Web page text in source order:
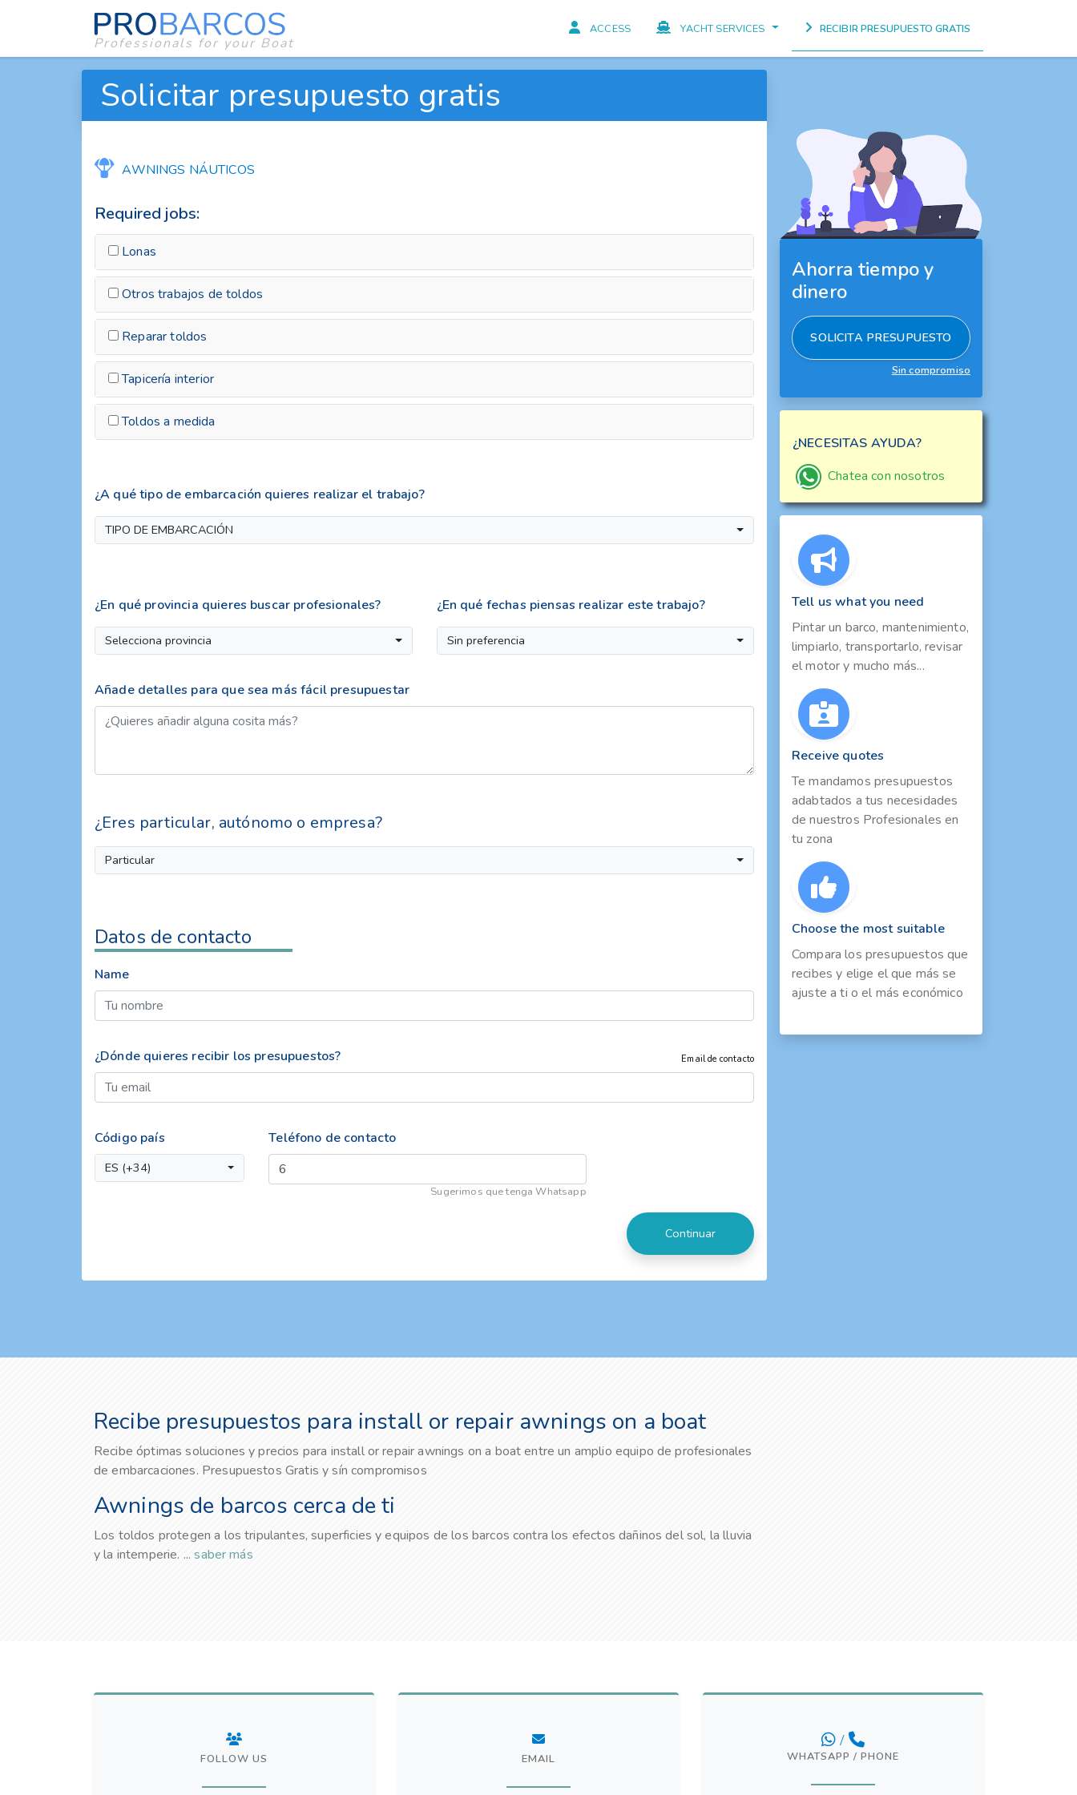
Professionals for your Boat
ACCESS YACHT SERVICES RECIBIR PRESUPUESTO GRATIS
Solicitar presupuesto gratis
AWNINGS NÁUTICOS
Required jobs:
Lonas
Otros trabajos de toldos
Reparar toldos
Tapicería interior
Toldos a medida
¿A qué tipo de embarcación quieres realizar el trabajo?
TIPO DE EMBARCACIÓN
¿En qué provincia quieres buscar profesionales?
Selecciona provincia
¿En qué fechas piensas realizar este trabajo?
Sin preferencia
Añade detalles para que sea más fácil presupuestar
¿Eres particular, autónomo o empresa?
Particular
Datos de contacto
Name
¿Dónde quieres recibir los presupuestos? Email de contacto
Código país
ES (+34)
Teléfono de contacto
Sugerimos que tenga Whatsapp
Ahorra tiempo y
dinero
SOLICITA PRESUPUESTO
Sin compromiso
¿NECESITAS AYUDA?
Chatea con nosotros
Tell us what you need
Pintar un barco, mantenimiento,
limpiarlo, transportarlo, revisar
el motor y mucho más...
Receive quotes
Te mandamos presupuestos
adabtados a tus necesidades
de nuestros Profesionales en
tu zona
Choose the most suitable
Compara los presupuestos que
recibes y elige el que más se
ajuste a ti o el más económico
Recibe presupuestos para install or repair awnings on a boat
Recibe óptimas soluciones y precios para install or repair awnings on a boat entre un amplio equipo de profesionales
de embarcaciones. Presupuestos Gratis y sín compromisos
Awnings de barcos cerca de ti
Los toldos protegen a los tripulantes, superficies y equipos de los barcos contra los efectos dañinos del sol, la lluvia
y la intemperie. ...saber más
FOLLOW US EMAIL
/
WHATSAPP / PHONE